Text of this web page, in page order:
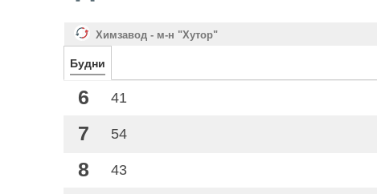
Химзавод - м-н "Хутор"
Будни
6 41
7 54
8 43